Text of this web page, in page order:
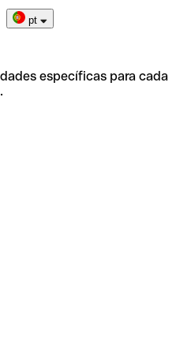
pt
específicas para cada